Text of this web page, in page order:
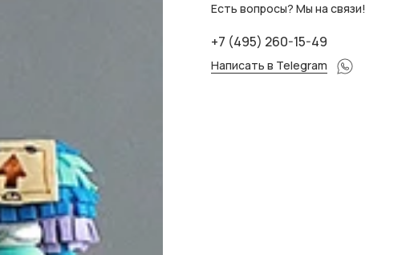
Есть вопросы? Мы на связи!
+7 (495) 260-15-49
Написать в Telegram